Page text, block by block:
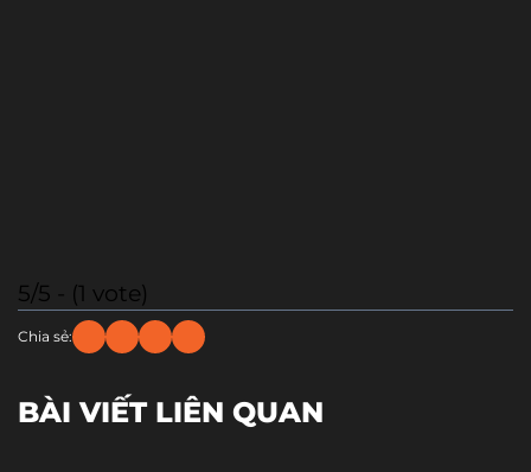
5/5 - (1 vote)
Chia sẻ:
BÀI VIẾT LIÊN QUAN